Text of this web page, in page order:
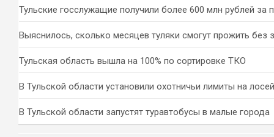
Тульские госслужащие получили более 600 млн рублей за
Выяснилось, сколько месяцев туляки смогут прожить без
Тульская область вышла на 100% по сортировке ТКО
В Тульской области установили охотничьи лимиты на
В Тульской области запустят туравтобусы в малые города